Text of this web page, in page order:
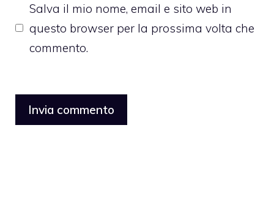
Salva il mio nome, email e sito web in
questo browser per la prossima volta che
commento.